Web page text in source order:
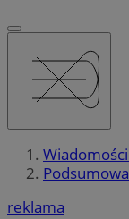
reklama